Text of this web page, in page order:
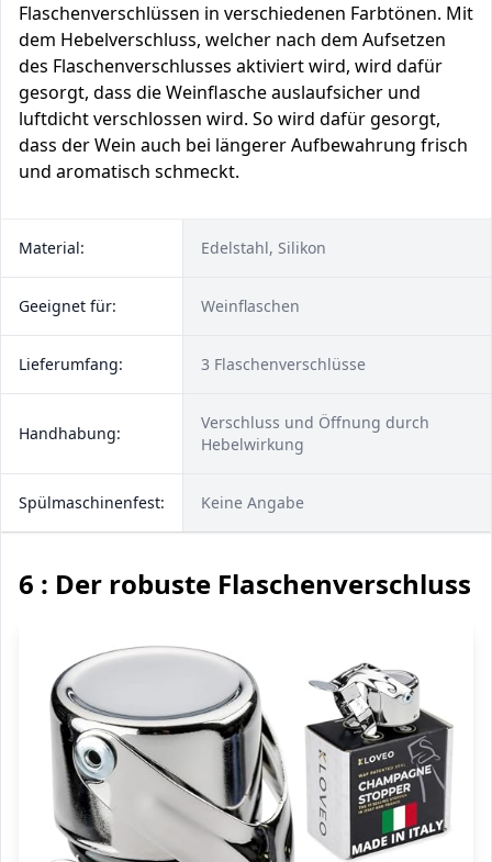
Flaschenverschlüssen in verschiedenen Farbtönen. Mit
dem Hebelverschluss, welcher nach dem Aufsetzen
des Flaschenverschlusses aktiviert wird, wird dafür
gesorgt, dass die Weinflasche auslaufsicher und
luftdicht verschlossen wird. So wird dafür gesorgt,
dass der Wein auch bei längerer Aufbewahrung frisch
und aromatisch schmeckt.
Material: Edelstahl, Silikon
Geeignet für: Weinflaschen
Lieferumfang: 3 Flaschenverschlüsse
Handhabung:
Verschluss und Öffnung durch
Hebelwirkung
Spülmaschinenfest: Keine Angabe
6 : Der robuste Flaschenverschluss